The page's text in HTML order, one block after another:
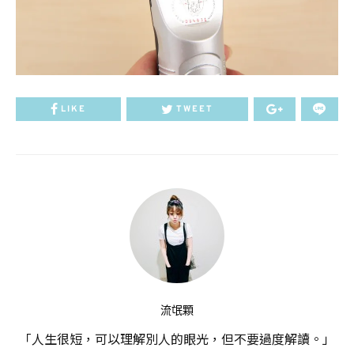
LIKE TWEET
流氓顆
「人生很短，可以理解別人的眼光，但不要過度解讀。」